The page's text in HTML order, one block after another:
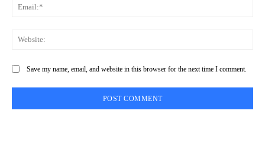
Save my name, email, and website in this browser for the next time I comment.